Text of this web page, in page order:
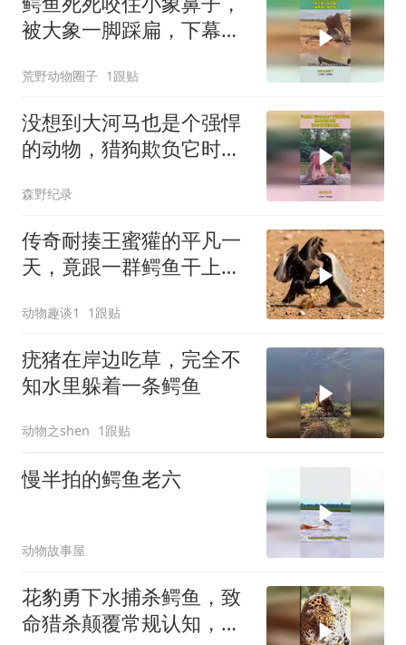
被大象一脚踩扁，下幕鳄
荒野动物圈子 1跟贴
没想到大河马也是个强悍
的动物，猎狗欺负它时，
森野纪录
传奇耐揍王蜜獾的平凡一
天，竟跟一群鳄鱼干上
动物趣谈1 1跟贴
疣猪在岸边吃草，完全不
知水里躲着一条鳄鱼
动物之shen 1跟贴
慢半拍的鳄鱼老六
动物故事屋
花豹勇下水捕杀鳄鱼，致
命猎杀颠覆常规认知，草